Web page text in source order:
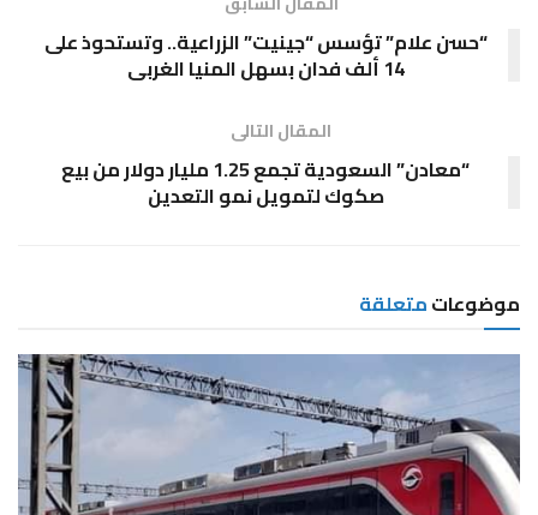
“حسن علام” تؤسس “جينيت” الزراعية.. وتستحوذ على
14 ألف فدان بسهل المنيا الغربى
المقال التالى
“معادن” السعودية تجمع 1.25 مليار دولار من بيع
صكوك لتمويل نمو التعدين
موضوعاتمتعلقة